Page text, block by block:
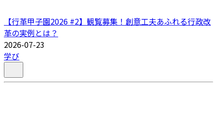
【行革甲子園2026 #2】観覧募集！創意工夫あふれる行政改
革の実例とは？
2026-07-23
学び